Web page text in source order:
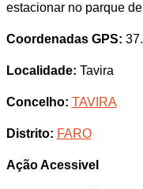
estacionar no parque
Coordenadas GPS:
Localidade: Tavira
Concelho: TAVIRA
Distrito: FARO
Ação Acessivel